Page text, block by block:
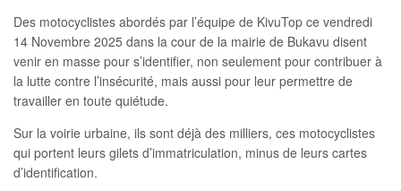
Des motocyclistes abordés par l’équipe de KivuTop ce vendredi
14 Novembre 2025 dans la cour de la mairie de Bukavu disent
venir en masse pour s’identifier, non seulement pour contribuer à
la lutte contre l’insécurité, mais aussi pour leur permettre de
travailler en toute quiétude.
Sur la voirie urbaine, ils sont déjà des milliers, ces motocyclistes
qui portent leurs gilets d’immatriculation, minus de leurs cartes
d’identification.